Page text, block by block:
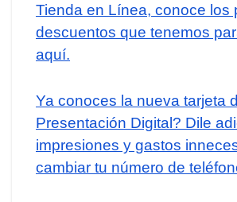
Tienda en Línea, conoce los
descuentos que tenemos
aquí.
Ya conoces la nueva tarjeta
Presentación Digital? Dile
impresiones y gastos
cambiar tu número de